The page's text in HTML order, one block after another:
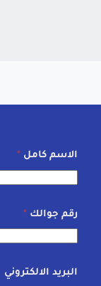
الاسم كامل*
رقم جوالك*
البريد الالكتروني